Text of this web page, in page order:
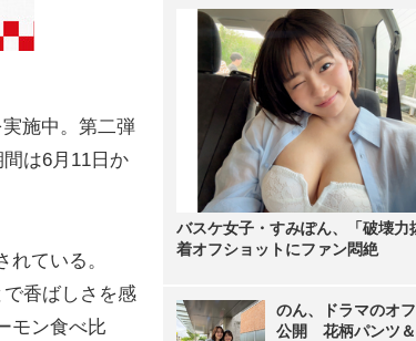
施中。第二弾
は6月11日か
ている。
香ばしさを感
モン食べ比
バスケ女子・すみぽん、「破壊力
着オフショットにファン悶絶
のん、ドラマのオ
公開 花柄パンツ＆